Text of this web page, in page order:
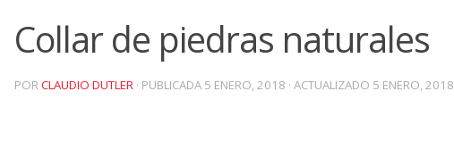
Collar de piedras naturales
PORCLAUDIO DUTLER · PUBLICADA 5 ENERO, 2018 · ACTUALIZADO 5 ENERO, 2018